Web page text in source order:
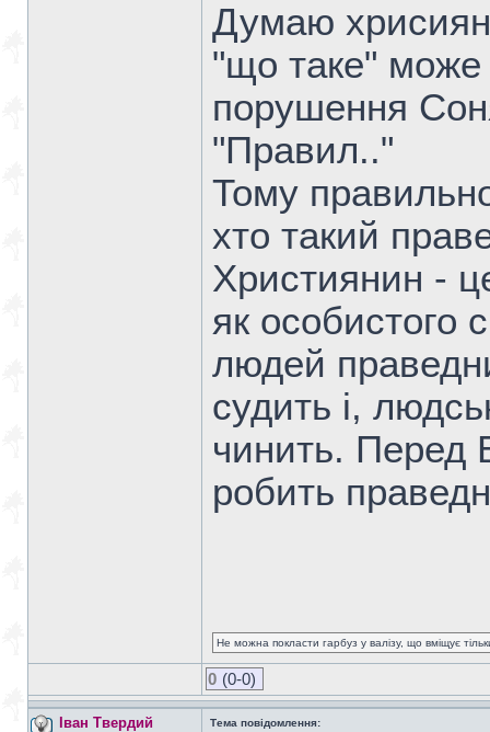
Думаю
"що таке" може
порушення
"Правил.."
Тому
хто такий
Християнин -
як особистого
людей
судить і,
чинить. Перед
робить
Не можна покласти гарбуз у валізу, що вміщує
0 (0-0)
Іван Твердий Тема повідомлення: